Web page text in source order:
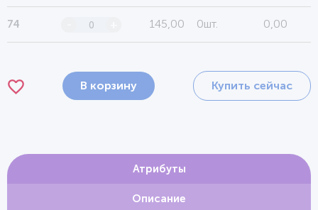
74 145,00 0шт. 0,00
В корзину Купить сейчас
Атрибуты
Описание